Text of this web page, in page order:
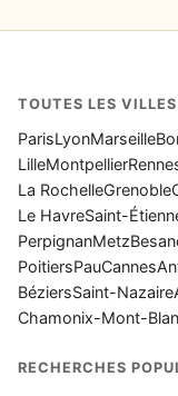
TOUTES LES VILLES
ParisLyonMarseille
LilleMontpellier
La RochelleGrenoble
Le HavreSaint-
PerpignanMetz
PoitiersPauCannes
BéziersSaint-Nazaire
Chamonix-Mont-
RECHERCHES